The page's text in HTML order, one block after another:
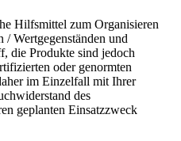
Hilfsmittel zum Organisieren
Wertgegenständen und
die Produkte sind jedoch
oder genormten
im Einzelfall mit Ihrer
des
geplanten Einsatzzweck